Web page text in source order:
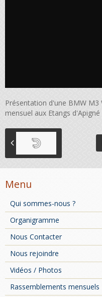
Présentation d'une BMW
mensuel aux Etangs d'Apigné
Menu
Qui sommes-nous ?
Organigramme
Nous Contacter
Nous rejoindre
Vidéos / Photos
Rassemblements mensuels